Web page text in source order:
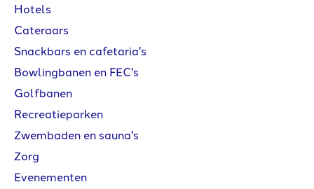
Hotels
Cateraars
Snackbars en cafetaria's
Bowlingbanen en FEC's
Golfbanen
Recreatieparken
Zwembaden en sauna's
Zorg
Evenementen